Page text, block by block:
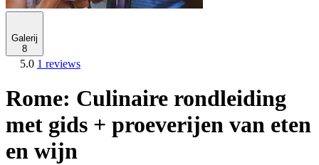
Galerij
8
5.0 1 reviews
Rome: Culinaire rondleiding
met gids + proeverijen van eten
en wijn